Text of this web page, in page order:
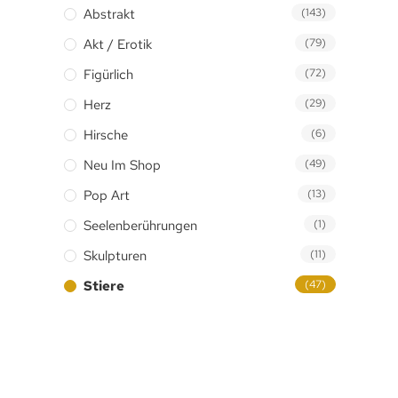
Abstrakt (143)
Akt / Erotik (79)
Figürlich (72)
Herz (29)
Hirsche (6)
Neu Im Shop (49)
Pop Art (13)
Seelenberührungen (1)
Skulpturen (11)
Stiere (47)